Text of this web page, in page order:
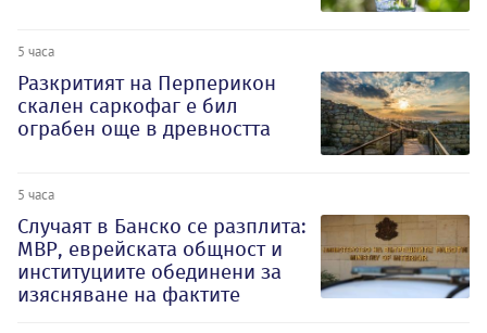
5 часа
Разкритият на Перперикон
скален саркофаг е бил
ограбен още в древността
5 часа
Случаят в Банско се разплита:
МВР, еврейската общност и
институциите обединени за
изясняване на фактите